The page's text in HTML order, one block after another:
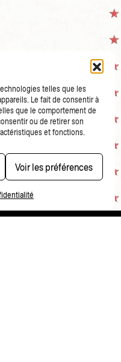
telles que les
Le fait de consentir à
que le comportement de
ou de retirer son
et fonctions.
Voir les préférences